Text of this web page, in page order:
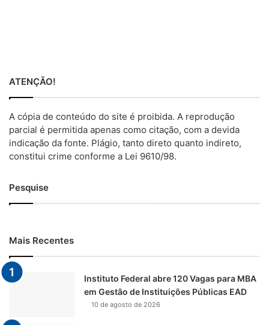
ATENÇÃO!
A cópia de conteúdo do site é proibida. A reprodução
parcial é permitida apenas como citação, com a devida
indicação da fonte. Plágio, tanto direto quanto indireto,
constitui crime conforme a Lei 9610/98.
Pesquise
Mais Recentes
Instituto Federal abre 120 Vagas para MBA
em Gestão de Instituições Públicas EAD
10 de agosto de 2026